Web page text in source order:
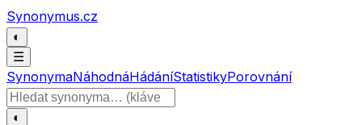
Přeskočit na obsah
Synonymus.cz
◐
☰
SynonymaNáhodnáHádáníStatistikyPorovnání
Hledat slovo
◐